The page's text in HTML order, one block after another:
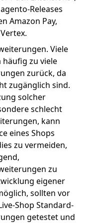
Releases
Amazon Pay,
Viele
zu viele
zurück, da
zugänglich sind.
solcher
schlecht
kann
eines Shops
zu vermeiden,
zu
eigener
sollten vor
Shop Standard-
getestet und